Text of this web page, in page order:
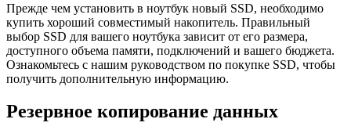
Прежде чем установить в ноутбук новый SSD, необходимо
купить хороший совместимый накопитель. Правильный
выбор SSD для вашего ноутбука зависит от его размера,
доступного объема памяти, подключений и вашего бюджета.
Ознакомьтесь с нашим руководством по покупке SSD, чтобы
получить дополнительную информацию.
Резервное копирование данных